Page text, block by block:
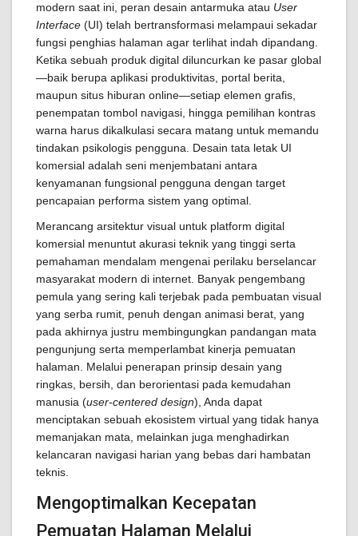
modern saat ini, peran desain antarmuka atau User
Interface (UI) telah bertransformasi melampaui sekadar
fungsi penghias halaman agar terlihat indah dipandang.
Ketika sebuah produk digital diluncurkan ke pasar global
—baik berupa aplikasi produktivitas, portal berita,
maupun situs hiburan online—setiap elemen grafis,
penempatan tombol navigasi, hingga pemilihan kontras
warna harus dikalkulasi secara matang untuk memandu
tindakan psikologis pengguna. Desain tata letak UI
komersial adalah seni menjembatani antara
kenyamanan fungsional pengguna dengan target
pencapaian performa sistem yang optimal.
Merancang arsitektur visual untuk platform digital
komersial menuntut akurasi teknik yang tinggi serta
pemahaman mendalam mengenai perilaku berselancar
masyarakat modern di internet. Banyak pengembang
pemula yang sering kali terjebak pada pembuatan visual
yang serba rumit, penuh dengan animasi berat, yang
pada akhirnya justru membingungkan pandangan mata
pengunjung serta memperlambat kinerja pemuatan
halaman. Melalui penerapan prinsip desain yang
ringkas, bersih, dan berorientasi pada kemudahan
manusia (user-centered design), Anda dapat
menciptakan sebuah ekosistem virtual yang tidak hanya
memanjakan mata, melainkan juga menghadirkan
kelancaran navigasi harian yang bebas dari hambatan
teknis.
Mengoptimalkan Kecepatan
Pemuatan Halaman Melalui